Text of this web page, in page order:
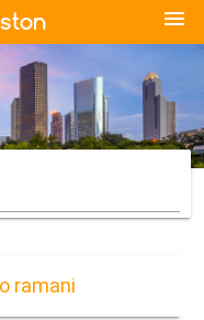
menu
ramani